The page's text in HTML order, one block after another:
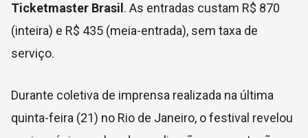
Ticketmaster Brasil . As entradas custam R$ 870
(inteira) e R$ 435 (meia-entrada), sem taxa de
serviço.
Durante coletiva de imprensa realizada na última
quinta-feira (21) no Rio de Janeiro, o festival revelou